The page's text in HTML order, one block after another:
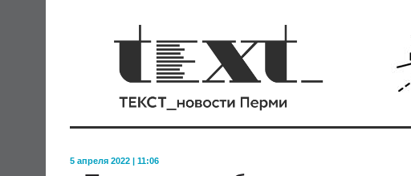
5 апреля 2022 | 11:06